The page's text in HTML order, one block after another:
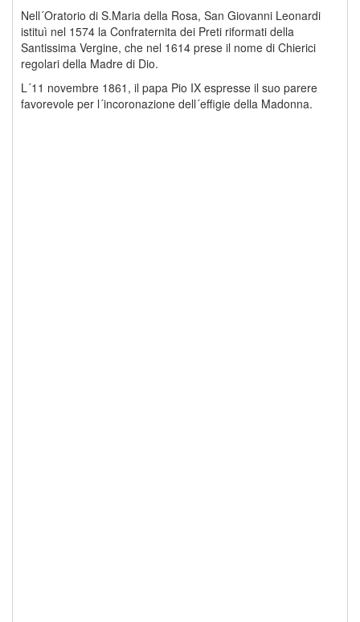
Nell´Oratorio di S.Maria della Rosa, San Giovanni Leonardi
istituì nel 1574 la Confraternita dei Preti riformati della
Santissima Vergine, che nel 1614 prese il nome di Chierici
regolari della Madre di Dio.
L´11 novembre 1861, il papa Pio IX espresse il suo parere
favorevole per l´incoronazione dell´effigie della Madonna.